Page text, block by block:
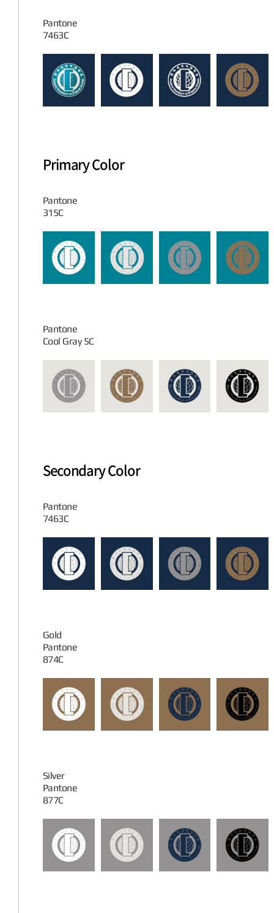
Pantone
7463C
Primary Color
Pantone
315C
Pantone
Cool Gray 5C
Secondary Color
Pantone
7463C
Gold
Pantone
874C
Silver
Pantone
877C